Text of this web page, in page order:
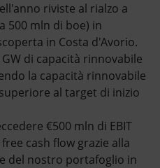
riviste al rialzo a
500 mln di boe) in
in Costa d'Avorio.
di capacità rinnovabile
la capacità rinnovabile
al target di inizio
€500 mln di EBIT
cash flow grazie alla
del nostro portafoglio in